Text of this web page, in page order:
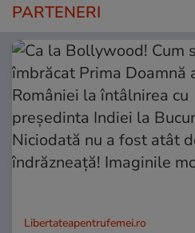
PARTENERI
Libertateapentrufemei.ro